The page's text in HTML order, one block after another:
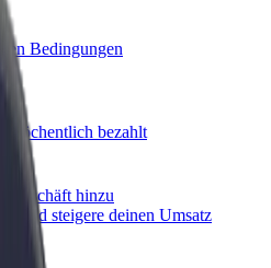
Bedingungen
wöchentlich bezahlt
Geschäft hinzu
und steigere deinen Umsatz